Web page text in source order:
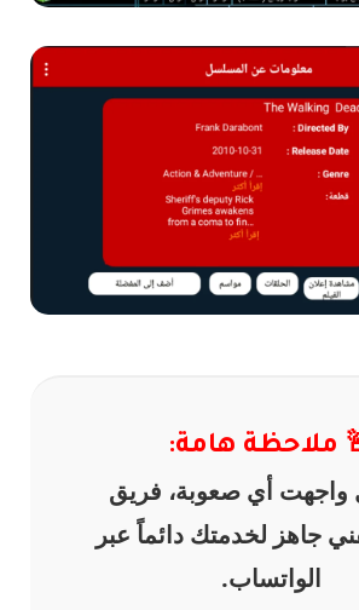
ملاحظة هامة:
أي صعوبة، فريق
جاهز لخدمتك دائماً عبر
الواتساب.